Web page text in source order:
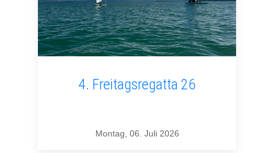
4. Freitagsregatta 26
Montag, 06. Juli 2026